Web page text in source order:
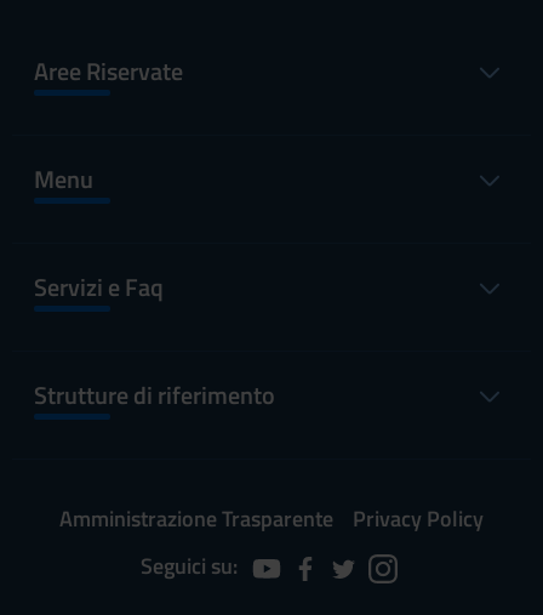
Aree Riservate
Menu
Servizi e Faq
Strutture di riferimento
Amministrazione Trasparente
Privacy Policy
Seguici su: